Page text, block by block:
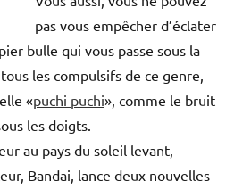
pas vous empêcher d’éclater
bulle qui vous passe sous la
les compulsifs de ce genre,
«puchi puchi», comme le bruit
les doigts.
au pays du soleil levant,
Bandai, lance deux nouvelles